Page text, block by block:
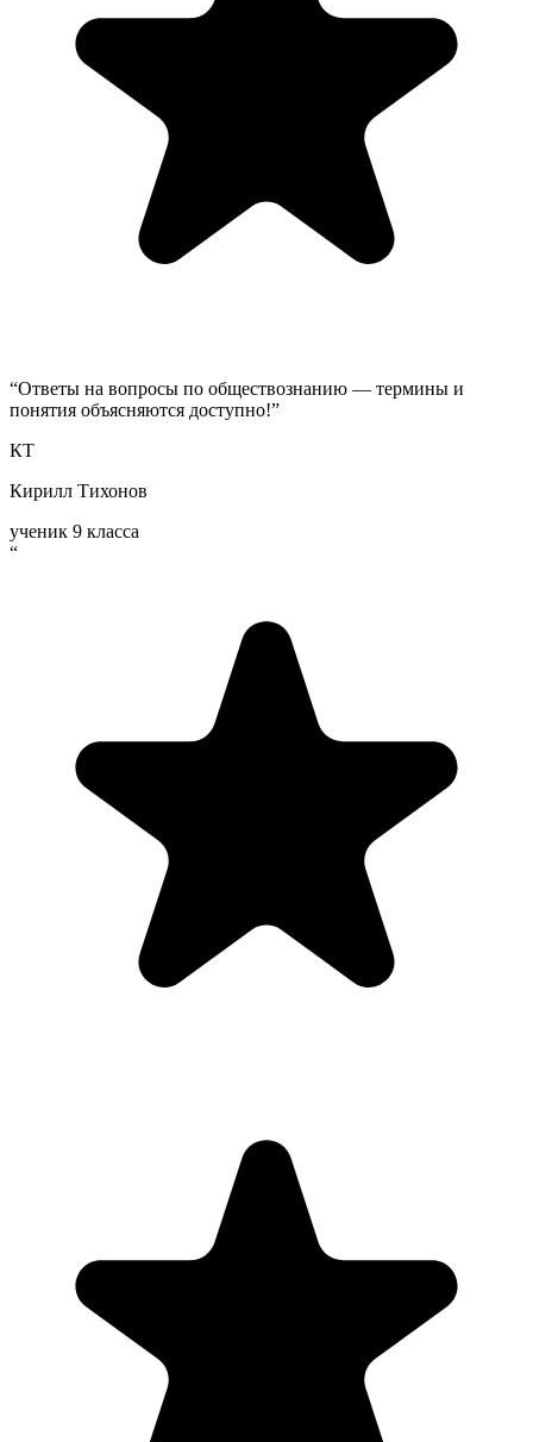
“Ответы на вопросы по обществознанию — термины и
понятия объясняются доступно!”
КТ
Кирилл Тихонов
ученик 9 класса
“